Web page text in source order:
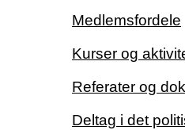
Medlemsfordele
Kurser og
Referater og
Deltag i det